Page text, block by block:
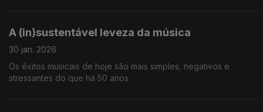
A (in)sustentável leveza da música
30 jan. 2026
Os êxitos musicais de hoje são mais simples, negativos e
stressantes do que há 50 anos